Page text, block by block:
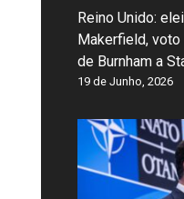
Reino Unido:
Makerfield,
de Burnham a
19 de Junho, 2026